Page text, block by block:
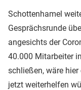
Schottenhamel
Gesprächsrunde
angesichts der
40.000 Mitarbeiter
schließen, wäre
jetzt weiterhelfen